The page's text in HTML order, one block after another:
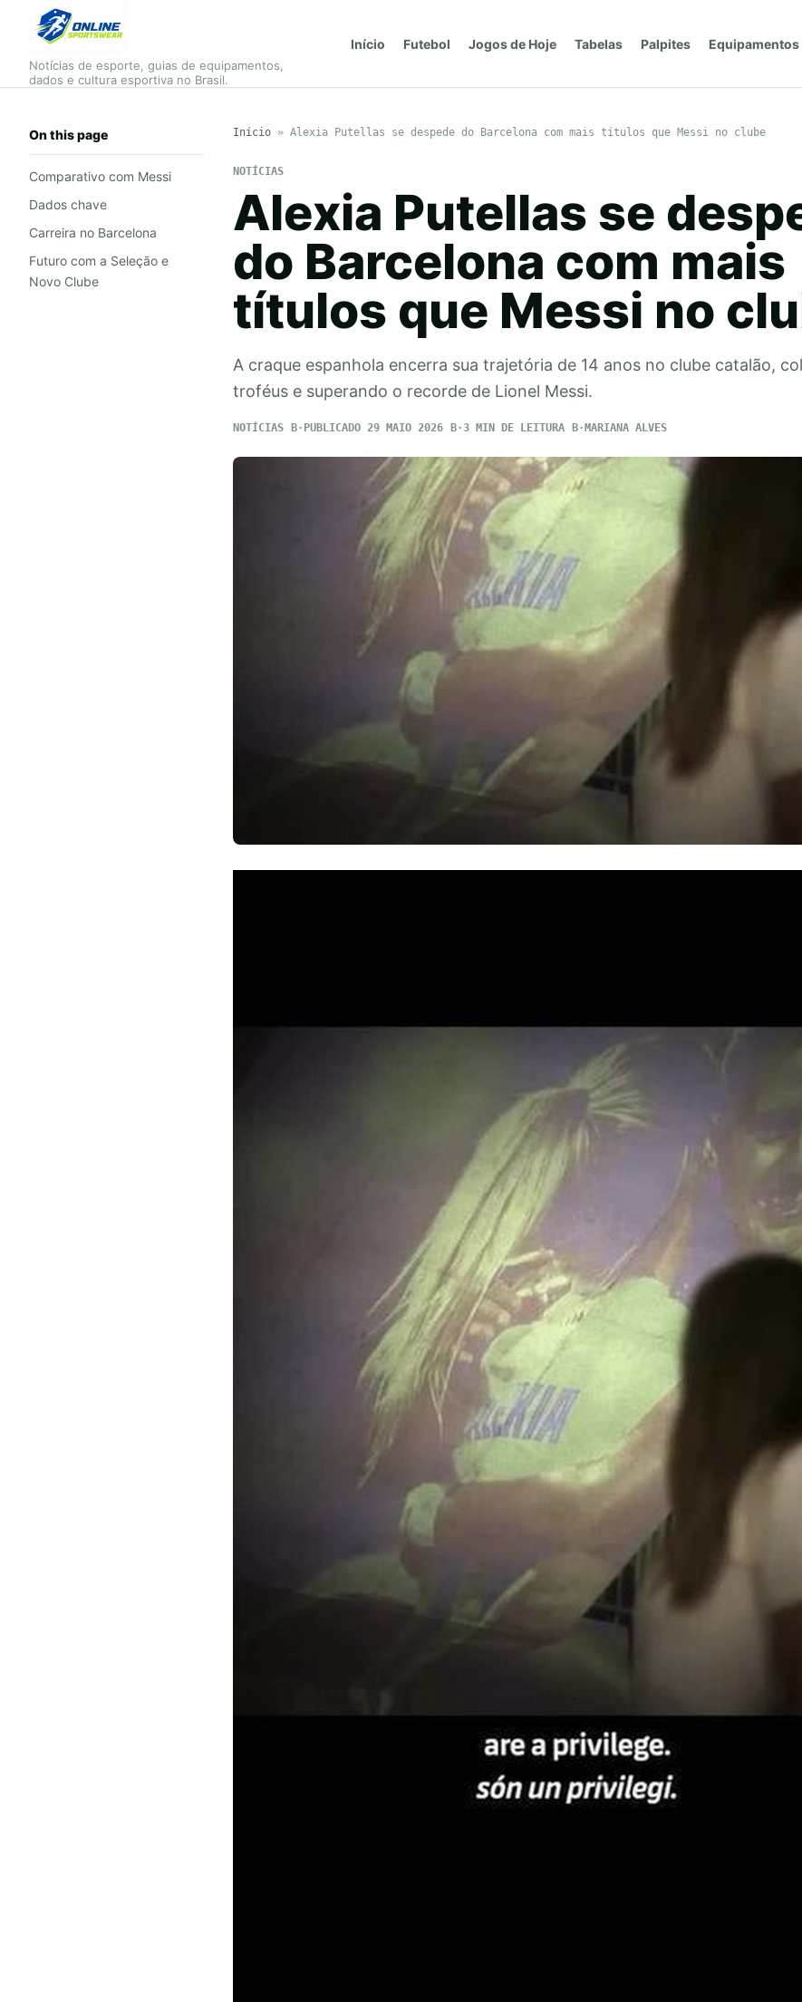
Notícias de esporte, guias de equipamentos,
dados e cultura esportiva no Brasil.
Início Futebol Jogos de Hoje Tabelas Palpites Equipamentos
On this page
Comparativo com Messi
Dados chave
Carreira no Barcelona
Futuro com a Seleção e
Novo Clube
Início» Alexia Putellas se despede do Barcelona com mais títulos que Messi no clube
NOTÍCIAS
Alexia Putellas se
do Barcelona com mais
títulos que Messi no
A craque espanhola encerra sua trajetória de 14 anos no clube catalão,
troféus e superando o recorde de Lionel Messi.
NOTÍCIAS PUBLICADO 29 MAIO 2026 3 MIN DE LEITURA MARIANA ALVES